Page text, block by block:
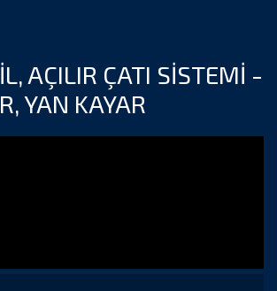
AÇILIR ÇATI SİSTEMİ -
YAN KAYAR